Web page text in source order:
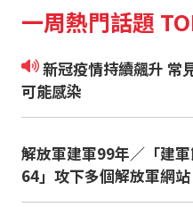
一周熱門話題
新冠疫情持續飆升 常見八大症狀 沒發燒也
可能感染
解放軍建軍99年／「建
64」攻下多個解放軍網站